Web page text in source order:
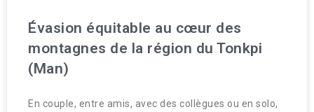
Évasion équitable au cœur des
montagnes de la région du Tonkpi
(Man)
En couple, entre amis, avec des collègues ou en solo,